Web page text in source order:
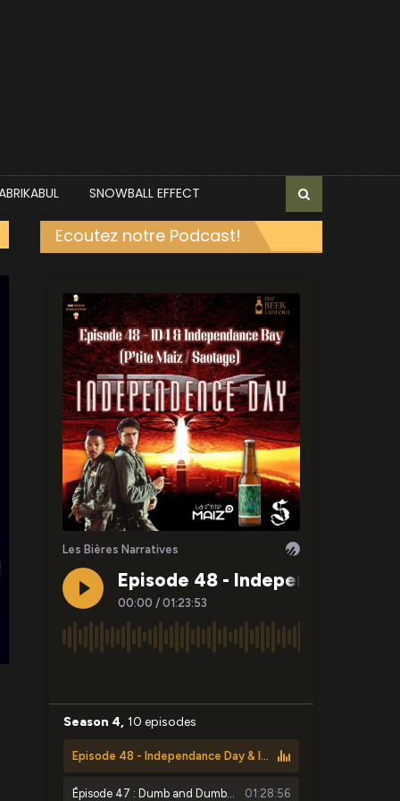
SNOWBALL EFFECT
Ecoutez notre Podcast!